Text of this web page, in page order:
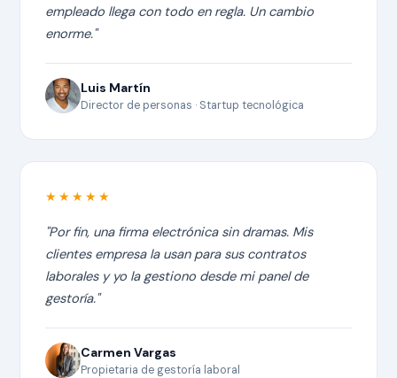
empleado llega con todo en regla. Un cambio
enorme."
Luis Martín
Director de personas · Startup tecnológica
★★★★★
"Por fin, una firma electrónica sin dramas. Mis
clientes empresa la usan para sus contratos
laborales y yo la gestiono desde mi panel de
gestoría."
Carmen Vargas
Propietaria de gestoría laboral